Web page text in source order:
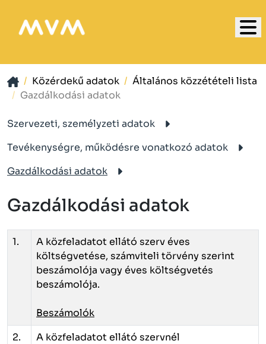
Közérdekű adatok
Általános közzétételi lista
Gazdálkodási adatok
Szervezeti, személyzeti adatok
Tevékenységre, működésre vonatkozó adatok
Gazdálkodási adatok
Gazdálkodási adatok
1.
A közfeladatot ellátó szerv éves
költségvetése, számviteli törvény szerint
beszámolója vagy éves költségvetés
beszámolója.
Beszámolók
2.
A közfeladatot ellátó szervnél